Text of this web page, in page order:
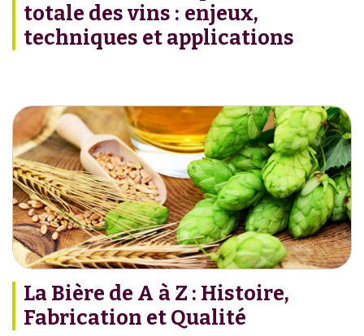
totale des vins : enjeux,
techniques et applications
La Bière de A à Z : Histoire,
Fabrication et Qualité